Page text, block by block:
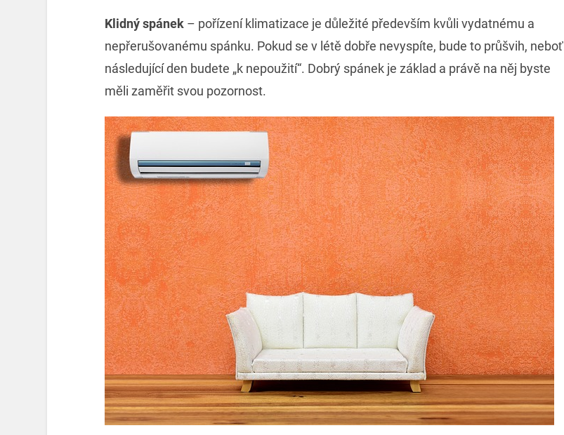
Klidný spánek – pořízení klimatizace je důležité především kvůli vydatnému a
nepřerušovanému spánku. Pokud se v létě dobře nevyspíte, bude to průšvih, neboť
následující den budete „k nepoužití“. Dobrý spánek je základ a právě na něj byste
měli zaměřit svou pozornost.